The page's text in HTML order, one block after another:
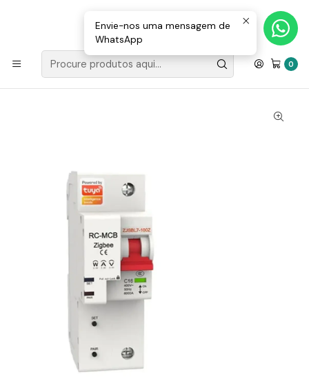
0
Loja Valongo: 220 150 143 (chamada para a rede fixa nacional) «»
E-mail: geral@movenergy.pt
Início MATERIAL ELÉTRICO
Disjuntor DIN ZigBee 1P - 100A Com Monitor De Energia Wifi
Envie-nos uma mensagem de
WhatsApp